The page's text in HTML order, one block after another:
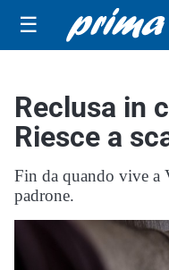
☰
Reclusa in
Riesce a
Fin da quando vive a
padrone.